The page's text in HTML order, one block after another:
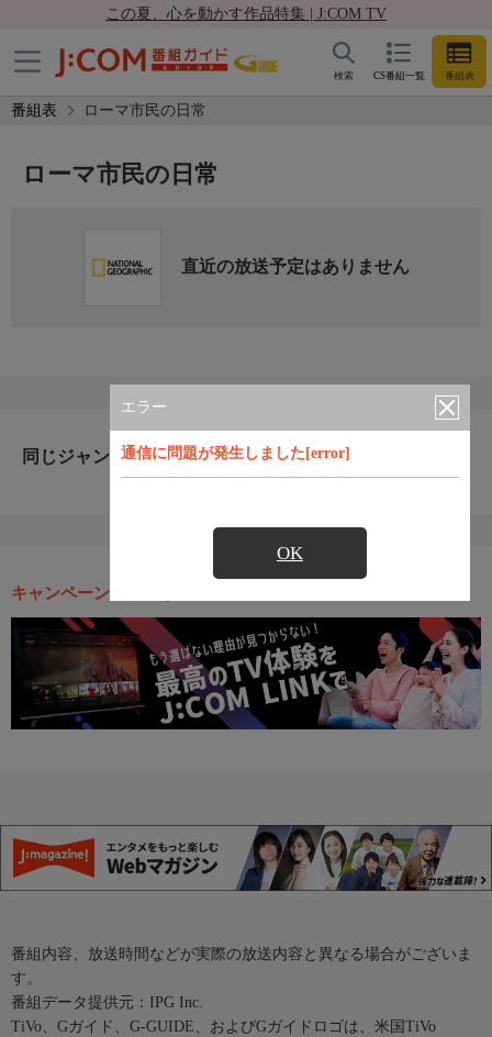
この夏、心を動かす作品特集 | J:COM TV
CS番組一覧 番組表
検索
番組表 ローマ市民の日常
エラー
通信に問題が発生しました[error]
OK
ローマ市民の日常
直近の放送予定はありません
同じジャンルのおすすめ番組
キャンペーン・お得な情報
番組内容、放送時間などが実際の放送内容と異なる場合がございま
す。
番組データ提供元：IPG Inc.
TiVo、Gガイド、G-GUIDE、およびGガイドロゴは、米国TiVo